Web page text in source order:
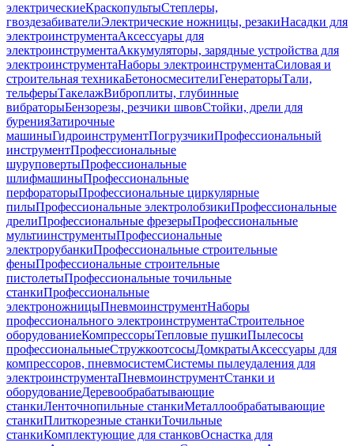
электрическиеКраскопультыСтеплеры,
гвоздезабивателиЭлектрические ножницы, резакиНасадки для
электроинструментаАксессуары для
электроинструментаАккумуляторы, зарядные устройства для
электроинструментаНаборы электроинструментаСиловая и
строительная техникаБетоносмесителиГенераторыТали,
тельферыТакелажВиброплиты, глубинные
вибраторыБензорезы, резчики швовСтойки, дрели для
буренияЗатирочные
машиныГидроинструментПогрузчикиПрофессиональный
инструментПрофессиональные
шуруповертыПрофессиональные
шлифмашиныПрофессиональные
перфораторыПрофессиональные циркулярные
пилыПрофессиональные электролобзикиПрофессиональные
дрелиПрофессиональные фрезерыПрофессиональные
мультиинструментыПрофессиональные
электрорубанкиПрофессиональные строительные
феныПрофессиональные строительные
пистолетыПрофессиональные точильные
станкиПрофессиональные
электроножницыПневмоинструментНаборы
профессионального электроинструментаСтроительное
оборудованиеКомпрессорыТепловые пушкиПылесосы
профессиональныеСтружкоотсосыДомкратыАксессуары для
компрессоров, пневмосистемСистемы пылеудаления для
электроинструментаПневмоинструментСтанки и
оборудованиеДеревообрабатывающие
станкиЛенточнопильные станкиМеталлообрабатывающие
станкиПлиткорезные станкиТочильные
станкиКомплектующие для станковОснастка для